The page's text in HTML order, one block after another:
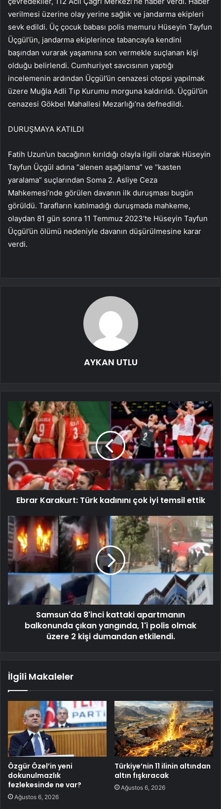
verilmesi üzerine olay yerine sağlık ve jandarma ekipleri
sevk edildi. Üç çocuk babası polis memuru Hüseyin Tayfun
Üçgül’ün, jandarma ekiplerince tabancayla kendini
başından vurarak yaşamına son vermekle suçlanan kişi
olduğu belirlendi. Cumhuriyet savcısının yaptığı
incelemenin ardından Üçgül’ün cenazesi otopsi yapılmak
üzere Muğla Adli Tıp Kurumu morguna kaldırıldı. Üçgül’ün
cenazesi Gökbel Mahallesi Mezarlığı’na defnedildi.
DURUŞMAYA KATILDI
Fatih Uzun’un bacağının kırıldığı olayla ilgili olarak Hüseyin
Tayfun Üçgül adına “alenen aşağılama” ve “kasten
yaralama” suçlarından Soma 2. Asliye Ceza
Mahkemesi’nde görülen davanın ilk duruşması bugün
görüldü. Tarafların katılmadığı duruşmada mahkeme,
olaydan 81 gün sonra 11 Temmuz 2023’te Hüseyin Tayfun
Üçgül’ün ölümü nedeniyle davanın düşürülmesine karar
verdi.
AYKAN UTLU
Ebrar Karakurt: Türk kadınını çok iyi temsil ettik
Samsun'da 8'inci kattaki apartmanın
balkonunda çıkan yangında, 1'i polis olmak
üzere 2 kişi dumandan etkilendi.
İlgili Makaleler
Özgür Özel’in yeni
dokunulmazlık
fezlekesinde ne var?
Ağustos 6, 2026
Türkiye’nin 11 ilinin altından
altın fışkıracak
Ağustos 6, 2026